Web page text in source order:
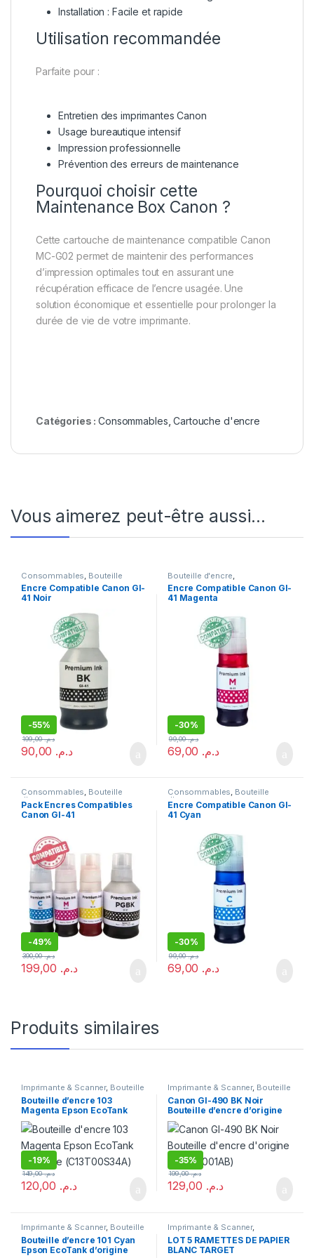
Installation : Facile et rapide
Utilisation recommandée
Parfaite pour :
Entretien des imprimantes Canon
Usage bureautique intensif
Impression professionnelle
Prévention des erreurs de maintenance
Pourquoi choisir cette
Maintenance Box Canon ?
Cette cartouche de maintenance compatible Canon
MC-G02 permet de maintenir des performances
d’impression optimales tout en assurant une
récupération efficace de l’encre usagée. Une
solution économique et essentielle pour prolonger la
durée de vie de votre imprimante.
Catégories :Consommables ,Cartouche d'encre
Vous aimerez peut-être aussi…
Consommables Bouteille
d'encre
Encre Compatible Canon GI-
41 Noir
-55%
د.م.
د.م.199,00
Bouteille d'encre
Consommables
Encre Compatible Canon GI-
41 Magenta
-30%
د.م.
د.م.99,00
Consommables, Bouteille
d'encre
Pack Encres Compatibles
Canon GI-41
-49%
د.م.
د.م.390,00
Consommables, Bouteille
d'encre
Encre Compatible Canon GI-
41 Cyan
-30%
د.م.
د.م.99,00
Produits similaires
Imprimante & Scanner, Bouteille
d'encre, Consommables
Bouteille d’encre 103
Magenta Epson EcoTank
d’origine (C13T00S34A)
-19%
د.م.
د.م.149,00
Imprimante & Scanner, Bouteille
d'encre ,Consommables
Canon GI-490 BK Noir
Bouteille d’encre d’origine
(0663C001AB)
-35%
د.م.
د.م.199,00
Imprimante & Scanner, Bouteille
d'encre, Consommables,
Bouteille d’encre 101 Cyan
Epson EcoTank d’origine
Imprimante & Scanner,
Consommables,Papier
LOT 5 RAMETTES DE PAPIER
BLANC TARGET